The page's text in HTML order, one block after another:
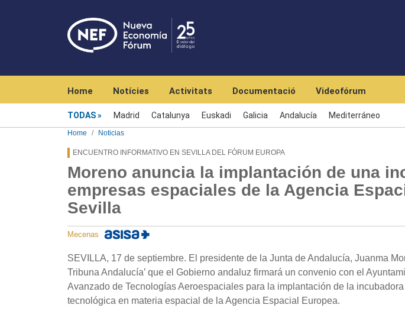
Home Notícies Activitats Documentació Videofórum
TODAS Madrid Catalunya Euskadi Galicia Andalucía Mediterráneo
Home Noticias
ENCUENTRO INFORMATIVO EN SEVILLA DEL FÓRUM EUROPA
Moreno anuncia la implantación de una
empresas espaciales de la Agencia
Sevilla
Mecenas
SEVILLA, 17 de septiembre. El presidente de la Junta de Andalucía, Juanma
Tribuna Andalucía’ que el Gobierno andaluz firmará un convenio con el
Avanzado de Tecnologías Aeroespaciales para la implantación de la
tecnológica en materia espacial de la Agencia Espacial Europea.